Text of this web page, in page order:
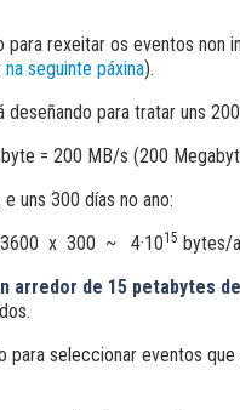
para rexeitar os eventos non
na seguinte páxina).
para tratar uns
= 200 MB/s (200
uns 300 días no ano:
x 300 ~ 4·1015 bytes/
arredor de 15 petabytes
para seleccionar eventos